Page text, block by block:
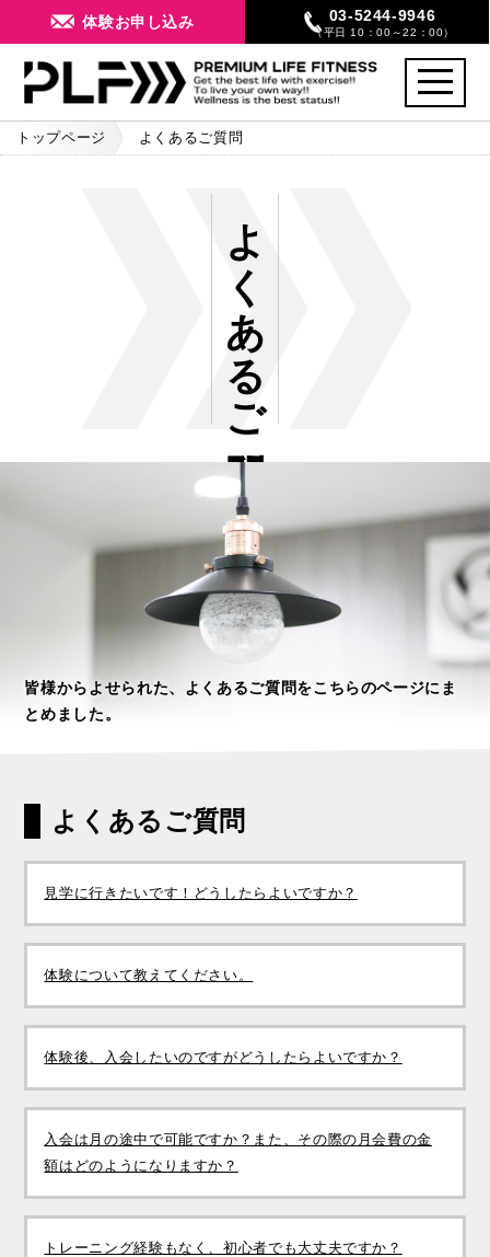
体験お申し込み 03-5244-9946
（平日 10：00～22：00）
toggle
トップページ よくあるご質問
よくあるご質問
皆様からよせられた、よくあるご質問をこちらのページにま
とめました。
よくあるご質問
見学に行きたいです！どうしたらよいですか？
体験について教えてください。
体験後、入会したいのですがどうしたらよいですか？
入会は月の途中で可能ですか？また、その際の月会費の金
額はどのようになりますか？
トレーニング経験もなく、初心者でも大丈夫ですか？